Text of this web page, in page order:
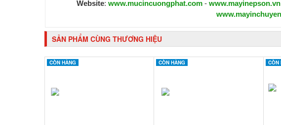
Website:www.mucincuongphat.com -www.mayinepson.vn
SẢN PHẨM CÙNG THƯƠNG HIỆU
CÒN HÀNG CÒN HÀNG CÒN